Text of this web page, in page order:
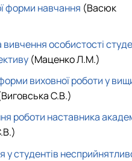
форми навчання (Васюк
особистості студе
(Маценко Л.М.)
виховної роботи у
С.В.)
роботи наставника
у студентів